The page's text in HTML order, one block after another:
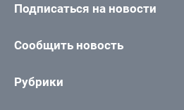
Подписаться на новости
Сообщить новость
Рубрики